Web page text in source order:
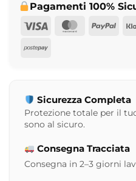
Pagamenti 100%
Visa
Postepay
Sicurezza Completa
Protezione totale per il
sono al sicuro.
Consegna Tracciata
Consegna in 2–3 giorni